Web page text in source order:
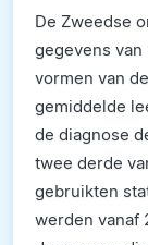
De Zweedse
gegevens
vormen van
gemiddelde
de diagnose
twee derde
gebruikten
werden vanaf